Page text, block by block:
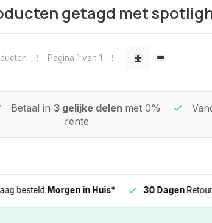
getagd met
Pagina 1 van 1
Betaal in 3 gelijke delen met 0%
rente
Morgen in Huis* 30 DagenRetour*